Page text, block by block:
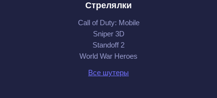
Стрелялки
Call of Duty: Mobile
Sniper 3D
Standoff 2
World War Heroes
Все шутеры